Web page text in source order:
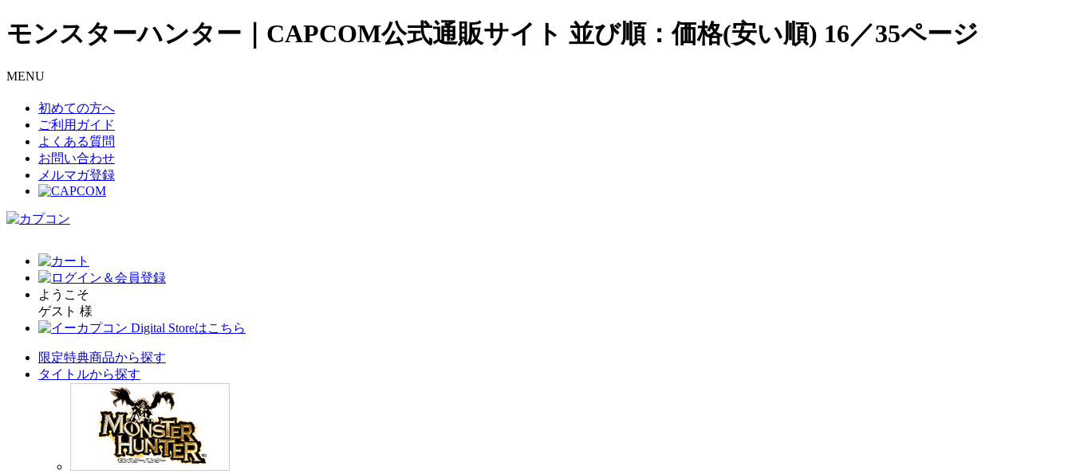
モンスターハンター｜CAPCOM公式通販サイト 並び順：価格(安い順) 16／35ページ
MENU
初めての方へ
ご利用ガイド
よくある質問
お問い合わせ
メルマガ登録
ようこそ
ゲスト 様
限定特典商品から探す
タイトルから探す